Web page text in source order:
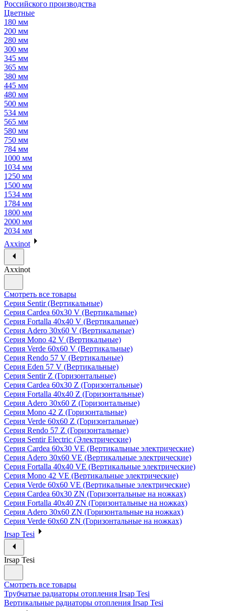
Российского производства
Цветные
180 мм
200 мм
280 мм
300 мм
345 мм
365 мм
380 мм
445 мм
480 мм
500 мм
534 мм
565 мм
580 мм
750 мм
784 мм
1000 мм
1034 мм
1250 мм
1500 мм
1534 мм
1784 мм
1800 мм
2000 мм
2034 мм
Axxinot
Axxinot
Смотреть все товары
Серия Sentir (Вертикальные)
Серия Cardea 60х30 V (Вертикальные)
Серия Fortalla 40х40 V (Вертикальные)
Серия Adero 30х60 V (Вертикальные)
Серия Mono 42 V (Вертикальные)
Серия Verde 60х60 V (Вертикальные)
Серия Rendo 57 V (Вертикальные)
Серия Eden 57 V (Вертикальные)
Серия Sentir Z (Горизонтальные)
Серия Cardea 60х30 Z (Горизонтальные)
Серия Fortalla 40х40 Z (Горизонтальные)
Серия Adero 30х60 Z (Горизонтальные)
Серия Mono 42 Z (Горизонтальные)
Серия Verde 60х60 Z (Горизонтальные)
Серия Rendo 57 Z (Горизонтальные)
Серия Sentir Electric (Электрические)
Серия Cardea 60х30 VE (Вертикальные электрические)
Серия Adero 30х60 VE (Вертикальные электрические)
Серия Fortalla 40х40 VE (Вертикальные электрические)
Серия Mono 42 VE (Вертикальные электрические)
Серия Verde 60х60 VE (Вертикальные электрические)
Серия Cardea 60х30 ZN (Горизонтальные на ножках)
Серия Fortalla 40х40 ZN (Горизонтальные на ножках)
Серия Adero 30х60 ZN (Горизонтальные на ножках)
Серия Verde 60х60 ZN (Горизонтальные на ножках)
Irsap Tesi
Irsap Tesi
Смотреть все товары
Трубчатые радиаторы отопления Irsap Tesi
Вертикальные радиаторы отопления Irsap Tesi